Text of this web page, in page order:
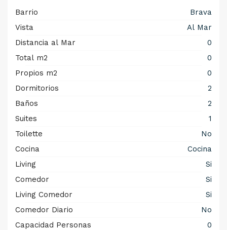
Barrio
Brava
Vista
Al Mar
Distancia al Mar
0
Total m2
0
Propios m2
0
Dormitorios
2
Baños
2
Suites
1
Toilette
No
Cocina
Cocina
Living
Si
Comedor
Si
Living Comedor
Si
Comedor Diario
No
Capacidad Personas
0